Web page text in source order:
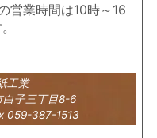
営業時間は10時～16
工業
子三丁目8-6
387-1513